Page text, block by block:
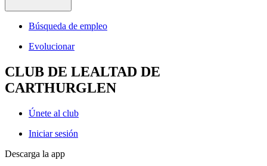
Búsqueda de empleo
Evolucionar
CLUB DE LEALTAD DE
CARTHURGLEN
Únete al club
Iniciar sesión
Descarga la app